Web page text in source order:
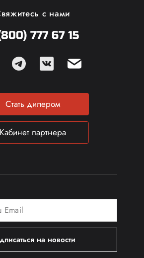
с нами
777 67 15
Стать дилером
Кабинет партнера
на новости